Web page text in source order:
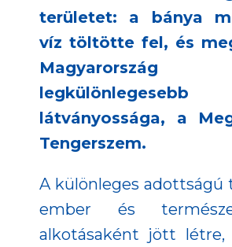
területet: a bánya
víz töltötte fel, és
látványossága, a
Tengerszem.
A különleges adottságú
ember és
alkotásaként jött létre,